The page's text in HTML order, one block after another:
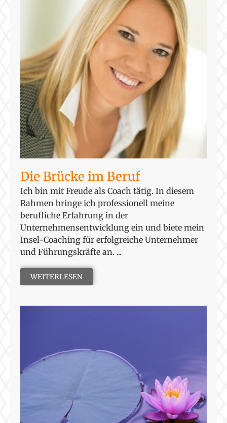
Die Brücke im Beruf
Ich bin mit Freude als Coach tätig. In diesem
Rahmen bringe ich professionell meine
berufliche Erfahrung in der
Unternehmensentwicklung ein und biete mein
Insel-Coaching für erfolgreiche Unternehmer
und Führungskräfte an. ...
WEITERLESEN